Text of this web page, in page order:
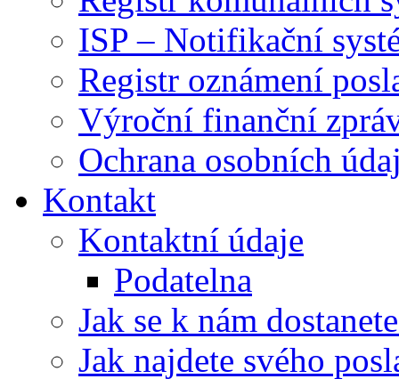
ISP – Notifikační
Registr oznámení
Výroční finanční
Ochrana osobních
Kontakt
Kontaktní údaje
Podatelna
Jak se k nám
Jak najdete svého